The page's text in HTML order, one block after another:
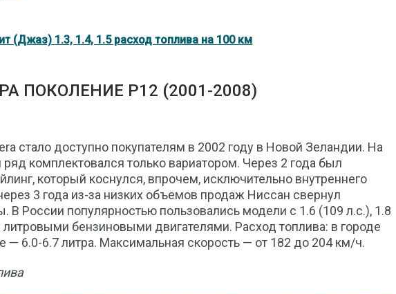
(Джаз) 1.3, 1.4, 1.5 расход топлива на 100 км
ПОКОЛЕНИЕ Р12 (2001-2008)
стало доступно покупателям в 2002 году в Новой Зеландии. На
комплектовался только вариатором. Через 2 года был
который коснулся, впрочем, исключительно внутреннего
3 года из-за низких объемов продаж Ниссан свернул
В России популярностью пользовались модели с 1.6 (109 л.с.), 1.8
литровыми бензиновыми двигателями. Расход топлива: в городе
— 6.0-6.7 литра. Максимальная скорость — от 182 до 204 км/ч.